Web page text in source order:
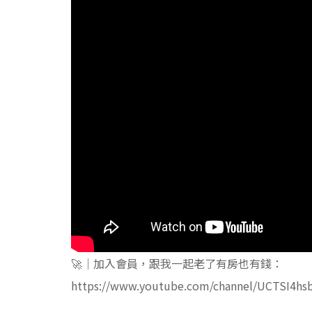
🚀｜加入會員，跟我一起老了有房也有錢：
https://www.youtube.com/channel/